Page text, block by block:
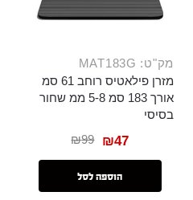
מק"ט: MAT183G
מזרן פילאטיס רוחב 61 סמ
אורך 183 סמ 5-8 ממ שחור
בסיסי
₪99 ₪47
הוספה לסל